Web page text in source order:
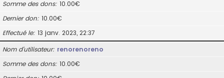
Somme des dons 10.00€
Dernier don 10.00€
Effectué le 13 janv. 2023, 22:37
Nom d’utilisateur renorenoreno
Somme des dons 10.00€